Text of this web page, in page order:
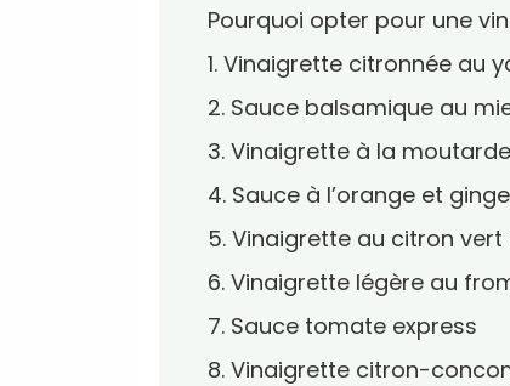
Pourquoi opter pour une
1. Vinaigrette citronnée au
2. Sauce balsamique au
3. Vinaigrette à la
4. Sauce à l’orange et
5. Vinaigrette au citron
6. Vinaigrette légère au
7. Sauce tomate express
8. Vinaigrette citron-